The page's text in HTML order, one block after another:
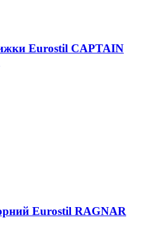
Eurostil CAPTAIN
Eurostil RAGNAR